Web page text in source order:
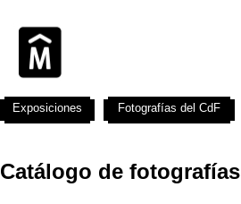
Catálogo de fotografías
Exposiciones Fotografías del CdF